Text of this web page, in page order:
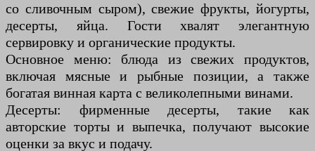
со сливочным сыром), свежие фрукты, йогурты,
десерты, яйца. Гости хвалят элегантную
сервировку и органические продукты.
Основное меню: блюда из свежих продуктов,
включая мясные и рыбные позиции, а также
богатая винная карта с великолепными винами.
Десерты: фирменные десерты, такие как
авторские торты и выпечка, получают высокие
оценки за вкус и подачу.